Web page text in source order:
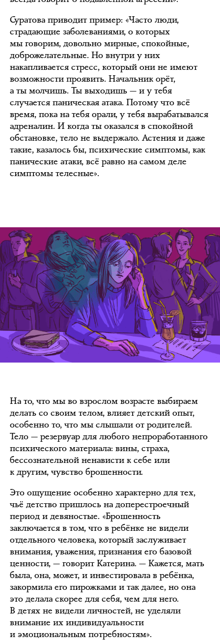
Суратова приводит пример: «Часто люди,
страдающие заболеваниями, о которых
мы говорим, довольно мирные, спокойные,
доброжелательные. Но внутри у них
накапливается стресс, который они не имеют
возможности проявить. Начальник орёт,
а ты молчишь. Ты выходишь — и у тебя
случается паническая атака. Потому что всё
время, пока на тебя орали, у тебя вырабатывался
адреналин. И когда ты оказался в спокойной
обстановке, тело не выдержало. Астения и даже
такие, казалось бы, психические симптомы, как
панические атаки, всё равно на самом деле
симптомы телесные».
На то, что мы во взрослом возрасте выбираем
делать со своим телом, влияет детский опыт,
особенно то, что мы слышали от родителей.
Тело — резервуар для любого непроработанного
психического материала: вины, страха,
бессознательной ненависти к себе или
к другим, чувство брошенности.
Это ощущение особенно характерно для тех,
чьё детство пришлось на доперестроечный
период и девяностые. «Брошенность
заключается в том, что в ребёнке не видели
отдельного человека, который заслуживает
внимания, уважения, признания его базовой
ценности, — говорит Катерина. — Кажется, мать
была, она, может, и инвестировала в ребёнка,
закормила его пирожками и так далее, но она
это делала скорее для себя, чем для него.
В детях не видели личностей, не уделяли
внимание их индивидуальности
и эмоциональным потребностям».